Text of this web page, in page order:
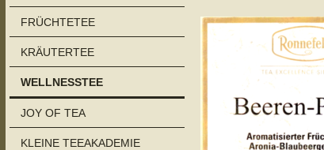
FRÜCHTETEE
KRÄUTERTEE
WELLNESSTEE
JOY OF TEA
KLEINE TEEAKADEMIE